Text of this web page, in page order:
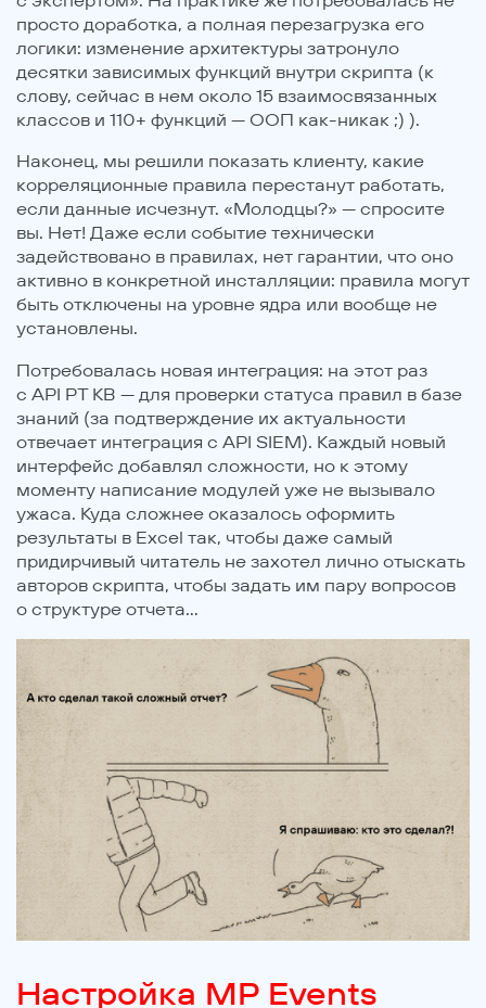
просто доработка, а полная перезагрузка его
логики: изменение архитектуры затронуло
десятки зависимых функций внутри скрипта (к
слову, сейчас в нем около 15 взаимосвязанных
классов и 110+ функций — ООП как-никак ;) ).
Наконец, мы решили показать клиенту, какие
корреляционные правила перестанут работать,
если данные исчезнут. «Молодцы?» — спросите
вы. Нет! Даже если событие технически
задействовано в правилах, нет гарантии, что оно
активно в конкретной инсталляции: правила могут
быть отключены на уровне ядра или вообще не
установлены.
Потребовалась новая интеграция: на этот раз
с API PT KB — для проверки статуса правил в базе
знаний (за подтверждение их актуальности
отвечает интеграция с API SIEM). Каждый новый
интерфейс добавлял сложности, но к этому
моменту написание модулей уже не вызывало
ужаса. Куда сложнее оказалось оформить
результаты в Excel так, чтобы даже самый
придирчивый читатель не захотел лично отыскать
авторов скрипта, чтобы задать им пару вопросов
о структуре отчета...
Настройка MP Events